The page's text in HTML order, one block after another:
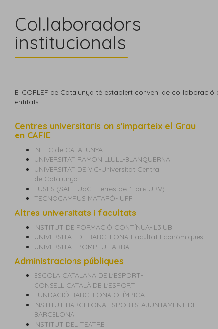
Col.laboradors
institucionals
El COPLEF de Catalunya té establert conveni de col·laboració
entitats:
Centres universitaris on s'imparteix el Grau
en CAFIE
INEFC de CATALUNYA
UNIVERSITAT RAMON LLULL-BLANQUERNA
UNIVERSITAT DE VIC-Universitat Central
de Catalunya
EUSES (SALT-UdG i Terres de l'Ebre-URV)
TECNOCAMPUS MATARÓ- UPF
Altres universitats i facultats
INSTITUT DE FORMACIÓ CONTÍNUA-IL3 UB
UNIVERSITAT DE BARCELONA-Facultat Econòmiques
UNIVERSITAT POMPEU FABRA
Administracions públiques
ESCOLA CATALANA DE L'ESPORT-
CONSELL CATALÀ DE L'ESPORT
FUNDACIÓ BARCELONA OLÍMPICA
INSTITUT BARCELONA ESPORTS-AJUNTAMENT DE
BARCELONA
INSTITUT DEL TEATRE